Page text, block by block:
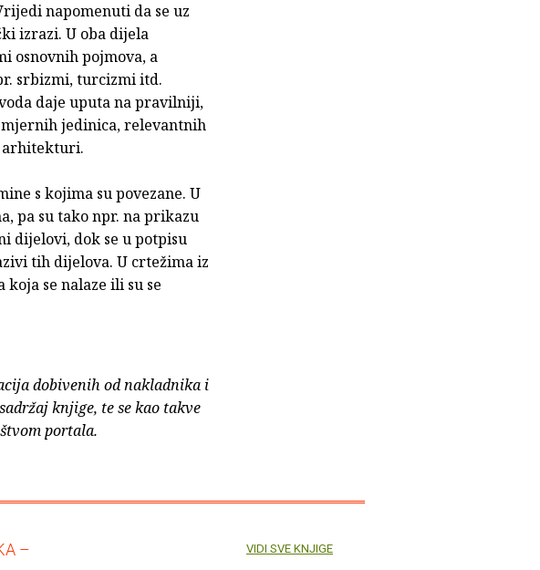
napomenuti da se uz
izrazi. U oba dijela
osnovnih pojmova, a
srbizmi, turcizmi itd.
daje uputa na pravilniji,
jedinica, relevantnih
arhitekturi.
s kojima su povezane. U
pa su tako npr. na prikazu
dijelovi, dok se u potpisu
tih dijelova. U crtežima iz
se nalaze ili su se
dobivenih od nakladnika i
knjige, te se kao takve
portala.
– VIDI SVE KNJIGE